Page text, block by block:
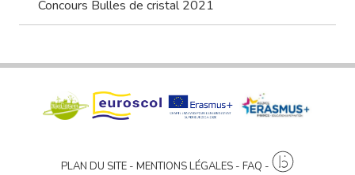
Concours Bulles de cristal 2021
PLAN DU SITE MENTIONS LÉGALES FAQ